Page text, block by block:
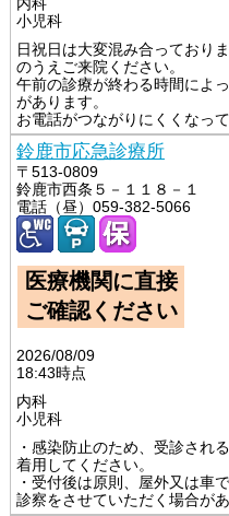
小児科
日祝日は大変混み合っており
のうえご来院ください。
午前の診療が終わる時間によ
があります。
お電話がつながりにくくなっ
鈴鹿市応急診療所
〒513-0809
鈴鹿市西条５－１１８－１
電話（昼）059-382-5066
医療機関に直接
ご確認ください
2026/08/09
18:43時点
内科
小児科
・感染防止のため、受診され
着用してください。
・受付後は原則、屋外又は車
診察をさせていただく場合が